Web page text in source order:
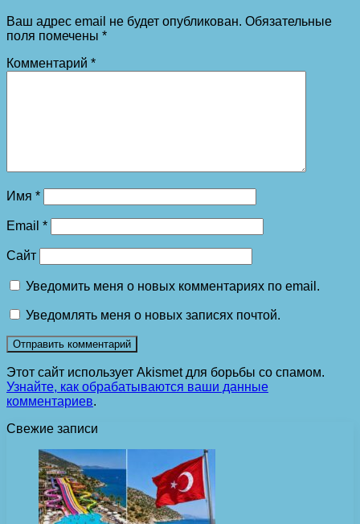
Ваш адрес email не будет опубликован. Обязательные
поля помечены *
Комментарий *
Имя *
Email *
Сайт
Уведомить меня о новых комментариях по email.
Уведомлять меня о новых записях почтой.
Этот сайт использует Akismet для борьбы со спамом.
Узнайте, как обрабатываются ваши данные
комментариев.
Свежие записи